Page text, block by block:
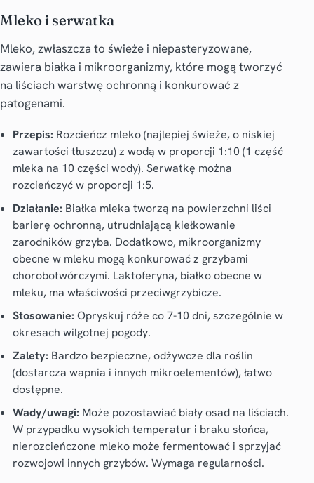
Mleko i serwatka
Mleko, zwłaszcza to świeże i niepasteryzowane,
zawiera białka i mikroorganizmy, które mogą tworzyć
na liściach warstwę ochronną i konkurować z
patogenami.
Przepis: Rozcieńcz mleko (najlepiej świeże, o niskiej
zawartości tłuszczu) z wodą w proporcji 1:10 (1 część
mleka na 10 części wody). Serwatkę można
rozcieńczyć w proporcji 1:5.
Działanie: Białka mleka tworzą na powierzchni liści
barierę ochronną, utrudniającą kiełkowanie
zarodników grzyba. Dodatkowo, mikroorganizmy
obecne w mleku mogą konkurować z grzybami
chorobotwórczymi. Laktoferyna, białko obecne w
mleku, ma właściwości przeciwgrzybicze.
Stosowanie: Opryskuj róże co 7-10 dni, szczególnie w
okresach wilgotnej pogody.
Zalety: Bardzo bezpieczne, odżywcze dla roślin
(dostarcza wapnia i innych mikroelementów), łatwo
dostępne.
Wady/uwagi: Może pozostawiać biały osad na liściach.
W przypadku wysokich temperatur i braku słońca,
nierozcieńczone mleko może fermentować i sprzyjać
rozwojowi innych grzybów. Wymaga regularności.